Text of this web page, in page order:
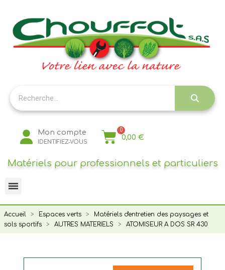
Mon compte
IDENTIFIEZ-VOUS
0,00 €
Matériels pour professionnels et particuliers
Accueil Espaces verts
Matériels d'entretien des paysages et
sols sportifs
AUTRES MATERIELS ATOMISEUR A DOS SR 430